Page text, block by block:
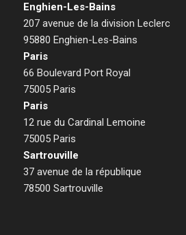
Enghien-Les-Bains
207 avenue de la division Leclerc
95880 Enghien-Les-Bains
Paris
66 Boulevard Port Royal
75005 Paris
Paris
12 rue du Cardinal Lemoine
75005 Paris
Sartrouville
37 avenue de la république
78500 Sartrouville